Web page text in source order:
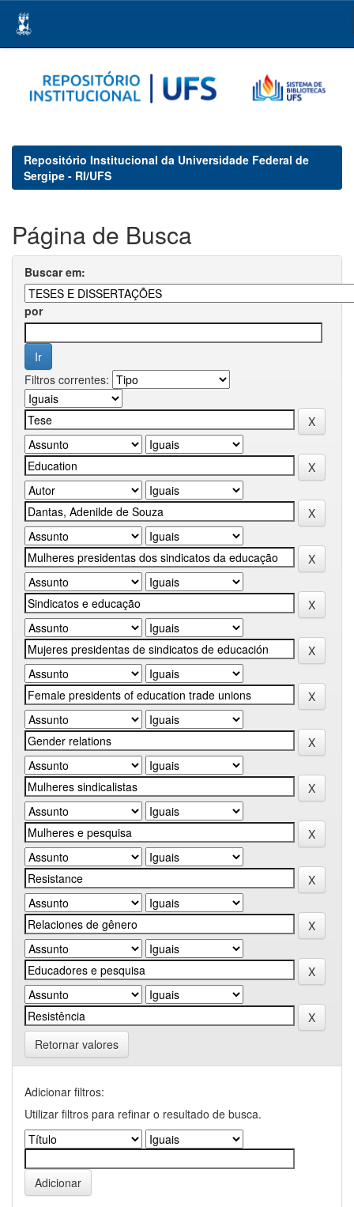
navigation
Repositório Institucional da Universidade Federal de
Sergipe - RI/UFS
Página de Busca
Buscar em:
por
Filtros correntes:
Retornar valores
Adicionar filtros:
Utilizar filtros para refinar o resultado de busca.